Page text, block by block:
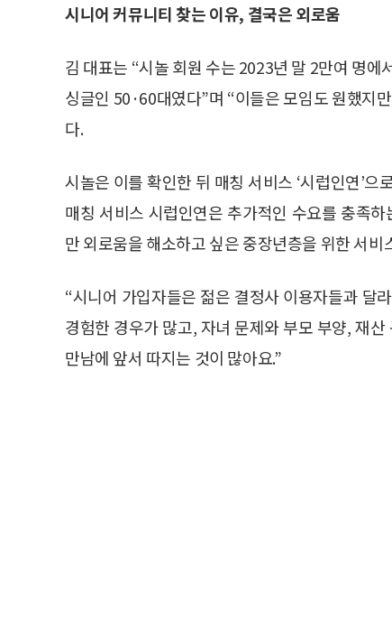
시니어 커뮤니티 찾는 이유, 결국은 외로움
김 대표는 “시놀 회원 수는 2023년 말 2만여 명
싱글인 50·60대였다”며 “이들은 모임도 원했지
다.
시놀은 이를 확인한 뒤 매칭 서비스 ‘시럽인연’
매칭 서비스 시럽인연은 추가적인 수요를 충족
만 외로움을 해소하고 싶은 중장년층을 위한 서비
“시니어 가입자들은 젊은 결정사 이용자들과 달
경험한 경우가 많고, 자녀 문제와 부모 부양, 재
만남에 앞서 따지는 것이 많아요.”